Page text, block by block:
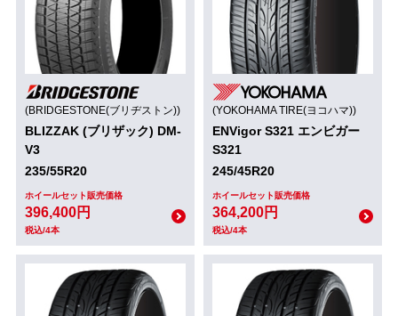
(BRIDGESTONE(ブリヂストン))
BLIZZAK (ブリザック) DM-
V3
235/55R20
ホイールセット販売価格
396,400円
税込/4本
(YOKOHAMA TIRE(ヨコハマ))
ENVigor S321 エンビガー
S321
245/45R20
ホイールセット販売価格
364,200円
税込/4本